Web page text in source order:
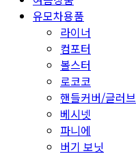
유모차용품
라이너
컴포터
볼스터
로코코
핸들커버/글러브
베시넷
파니에
버기 보닛